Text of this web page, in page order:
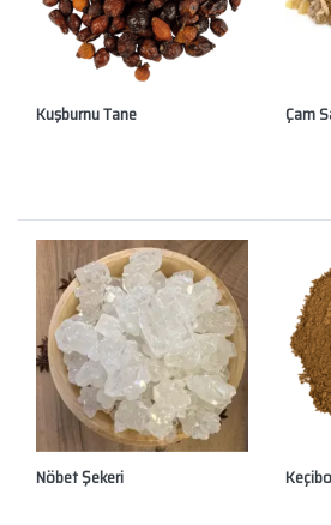
Kuşburnu Tane Çam
Nöbet Şekeri